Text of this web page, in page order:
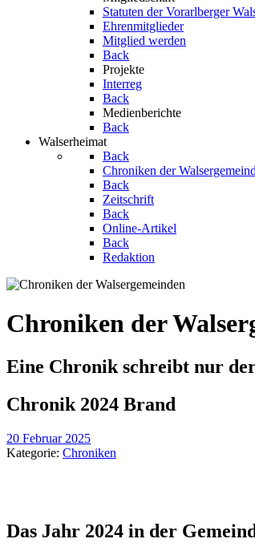
Statuten der Vorarlberger
Ehrenmitglieder
Mitglied werden
Back
Projekte
Interreg
Back
Medienberichte
Back
Walserheimat
Back
Chroniken der
Back
Zeitschrift
Back
Online-Artikel
Back
Redaktion
Chroniken der
Eine Chronik schreibt nur
Chronik 2024 Brand
20 Februar 2025
Kategorie: Chroniken
Das Jahr 2024 in der